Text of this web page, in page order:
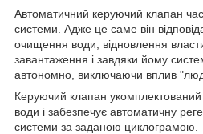
Автоматичний керуючий клапан
системи. Адже це саме він
очищення води, відновлення
завантаження і завдяки йому
автономно, виключаючи вплив
Керуючий клапан
води і забезпечує автоматичну
системи за заданою циклограмою.